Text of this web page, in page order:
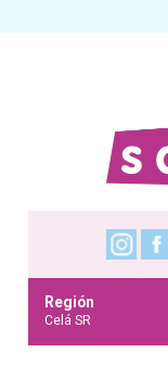
Región
Celá SR